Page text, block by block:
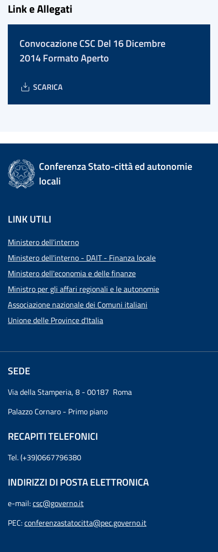
Link e Allegati
Convocazione CSC Del 16 Dicembre
2014 Formato Aperto
SCARICA
Conferenza Stato-città ed autonomie
locali
LINK UTILI
Ministero dell'interno
Ministero dell'interno - DAIT - Finanza locale
Ministero dell'economia e delle finanze
Ministro per gli affari regionali e le autonomie
Associazione nazionale dei Comuni italiani
Unione delle Province d'Italia
SEDE
Via della Stamperia, 8 - 00187 Roma
Palazzo Cornaro - Primo piano
RECAPITI TELEFONICI
Tel. (+39)0667796380
INDIRIZZI DI POSTA ELETTRONICA
e-mail:csc@governo.it
PEC:conferenzastatocitta@pec.governo.it